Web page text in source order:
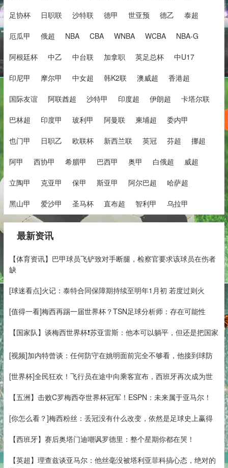
足协杯 日职联 沙特联 德甲 世亚预 德乙 泰超
厄瓜甲 俄超 NBA CBA WNBA WCBA NBA-G
阿根廷杯 中乙 中台联 加拿职 英足总杯 中U17
印尼甲 摩尔甲 中女超 韩K2联 澳威超 香港超
国际友谊 阿联酋超 沙特甲 印度超 伊朗超 卡塔尔联
巴林超 印度甲 玻利甲 阿曼联 柬埔超 委内甲
也门甲 日职乙 欧联杯 新西兰联 英冠 芬超 挪超
阿甲 西协甲 希腊甲 巴西甲 奥甲 白俄超 威超
立陶甲 克亚甲 保甲 斯亚甲 阿尔巴超 哈萨超
黑山甲 爱沙甲 圣马杯 直布超 智利甲 乌拉甲
最新资讯
【体育资讯】巴甲球员飞铲致对手断腿，检察官要求该球员在伤者
缺
[球迷看点]火记：泰特合同保障期持续至明年1月初 若度过则火
[值得一看]梅西再踢一届世界杯？TSN足球分析师：存在可能性
【国家队】谈梅西世界杯❗苏亚雷斯：他本可以躺平，但还是把国家
[视频]加内特曾谈：任何防守在姚明面前完全不够看，他接到球防
[世界杯]全民狂欢！飞行员在途中向乘客宣布，西班牙再次成为世
【五洲】击败C罗梅西夺世界杯冠军！ESPN：未来属于亚马尔！
[你怎么看？]梅西粉丝：丢冠没有什么改变，依然是足球史上赢得
【西班牙】赛后奥塔门迪嘲讽罗德里：整个星期你都在哭！
【英超】理查兹谈亚马尔：他丝毫没被塔利亚菲科搞心态，绝对的